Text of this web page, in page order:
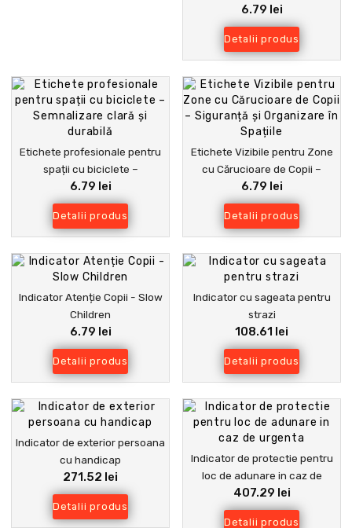
Siguranță
6.79 lei
Detalii produs
Etichete profesionale pentru
spații cu biciclete –
Semnalizare clară și durabilă
6.79 lei
Detalii produs
Etichete Vizibile pentru Zone
cu Cărucioare de Copii –
Siguranță și Organizare în
Spațiile
6.79 lei
Detalii produs
Indicator Atenție Copii - Slow
Children
6.79 lei
Detalii produs
Indicator cu sageata pentru
strazi
108.61 lei
Detalii produs
Indicator de exterior persoana
cu handicap
271.52 lei
Detalii produs
Indicator de protectie pentru
loc de adunare in caz de
urgenta
407.29 lei
Detalii produs